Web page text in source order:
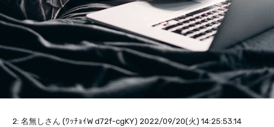
2: 名無しさん (ﾜｯﾁｮｲW d72f-cgKY) 2022/09/20(火) 14:25:53.14